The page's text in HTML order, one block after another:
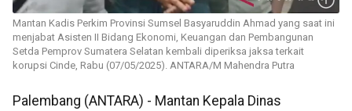
Mantan Kadis Perkim Provinsi Sumsel Basyaruddin Ahmad yang saat ini
menjabat Asisten II Bidang Ekonomi, Keuangan dan Pembangunan
Setda Pemprov Sumatera Selatan kembali diperiksa jaksa terkait
korupsi Cinde, Rabu (07/05/2025). ANTARA/M Mahendra Putra
Palembang (ANTARA) - Mantan Kepala Dinas